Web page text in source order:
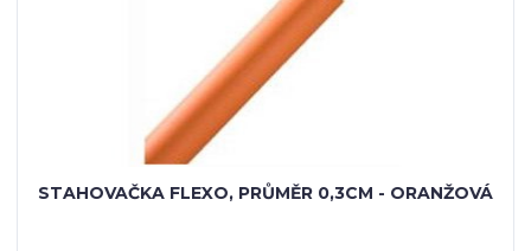
STAHOVAČKA FLEXO, PRŮMĚR 0,3CM - ORANŽOVÁ